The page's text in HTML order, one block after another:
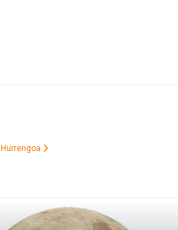
Hurrengoa